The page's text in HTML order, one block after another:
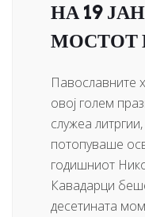
НА 19
МОСТОТ
Павославните
овој голем
служеа
потопуваше
годишниот
Кавадарци
десетината